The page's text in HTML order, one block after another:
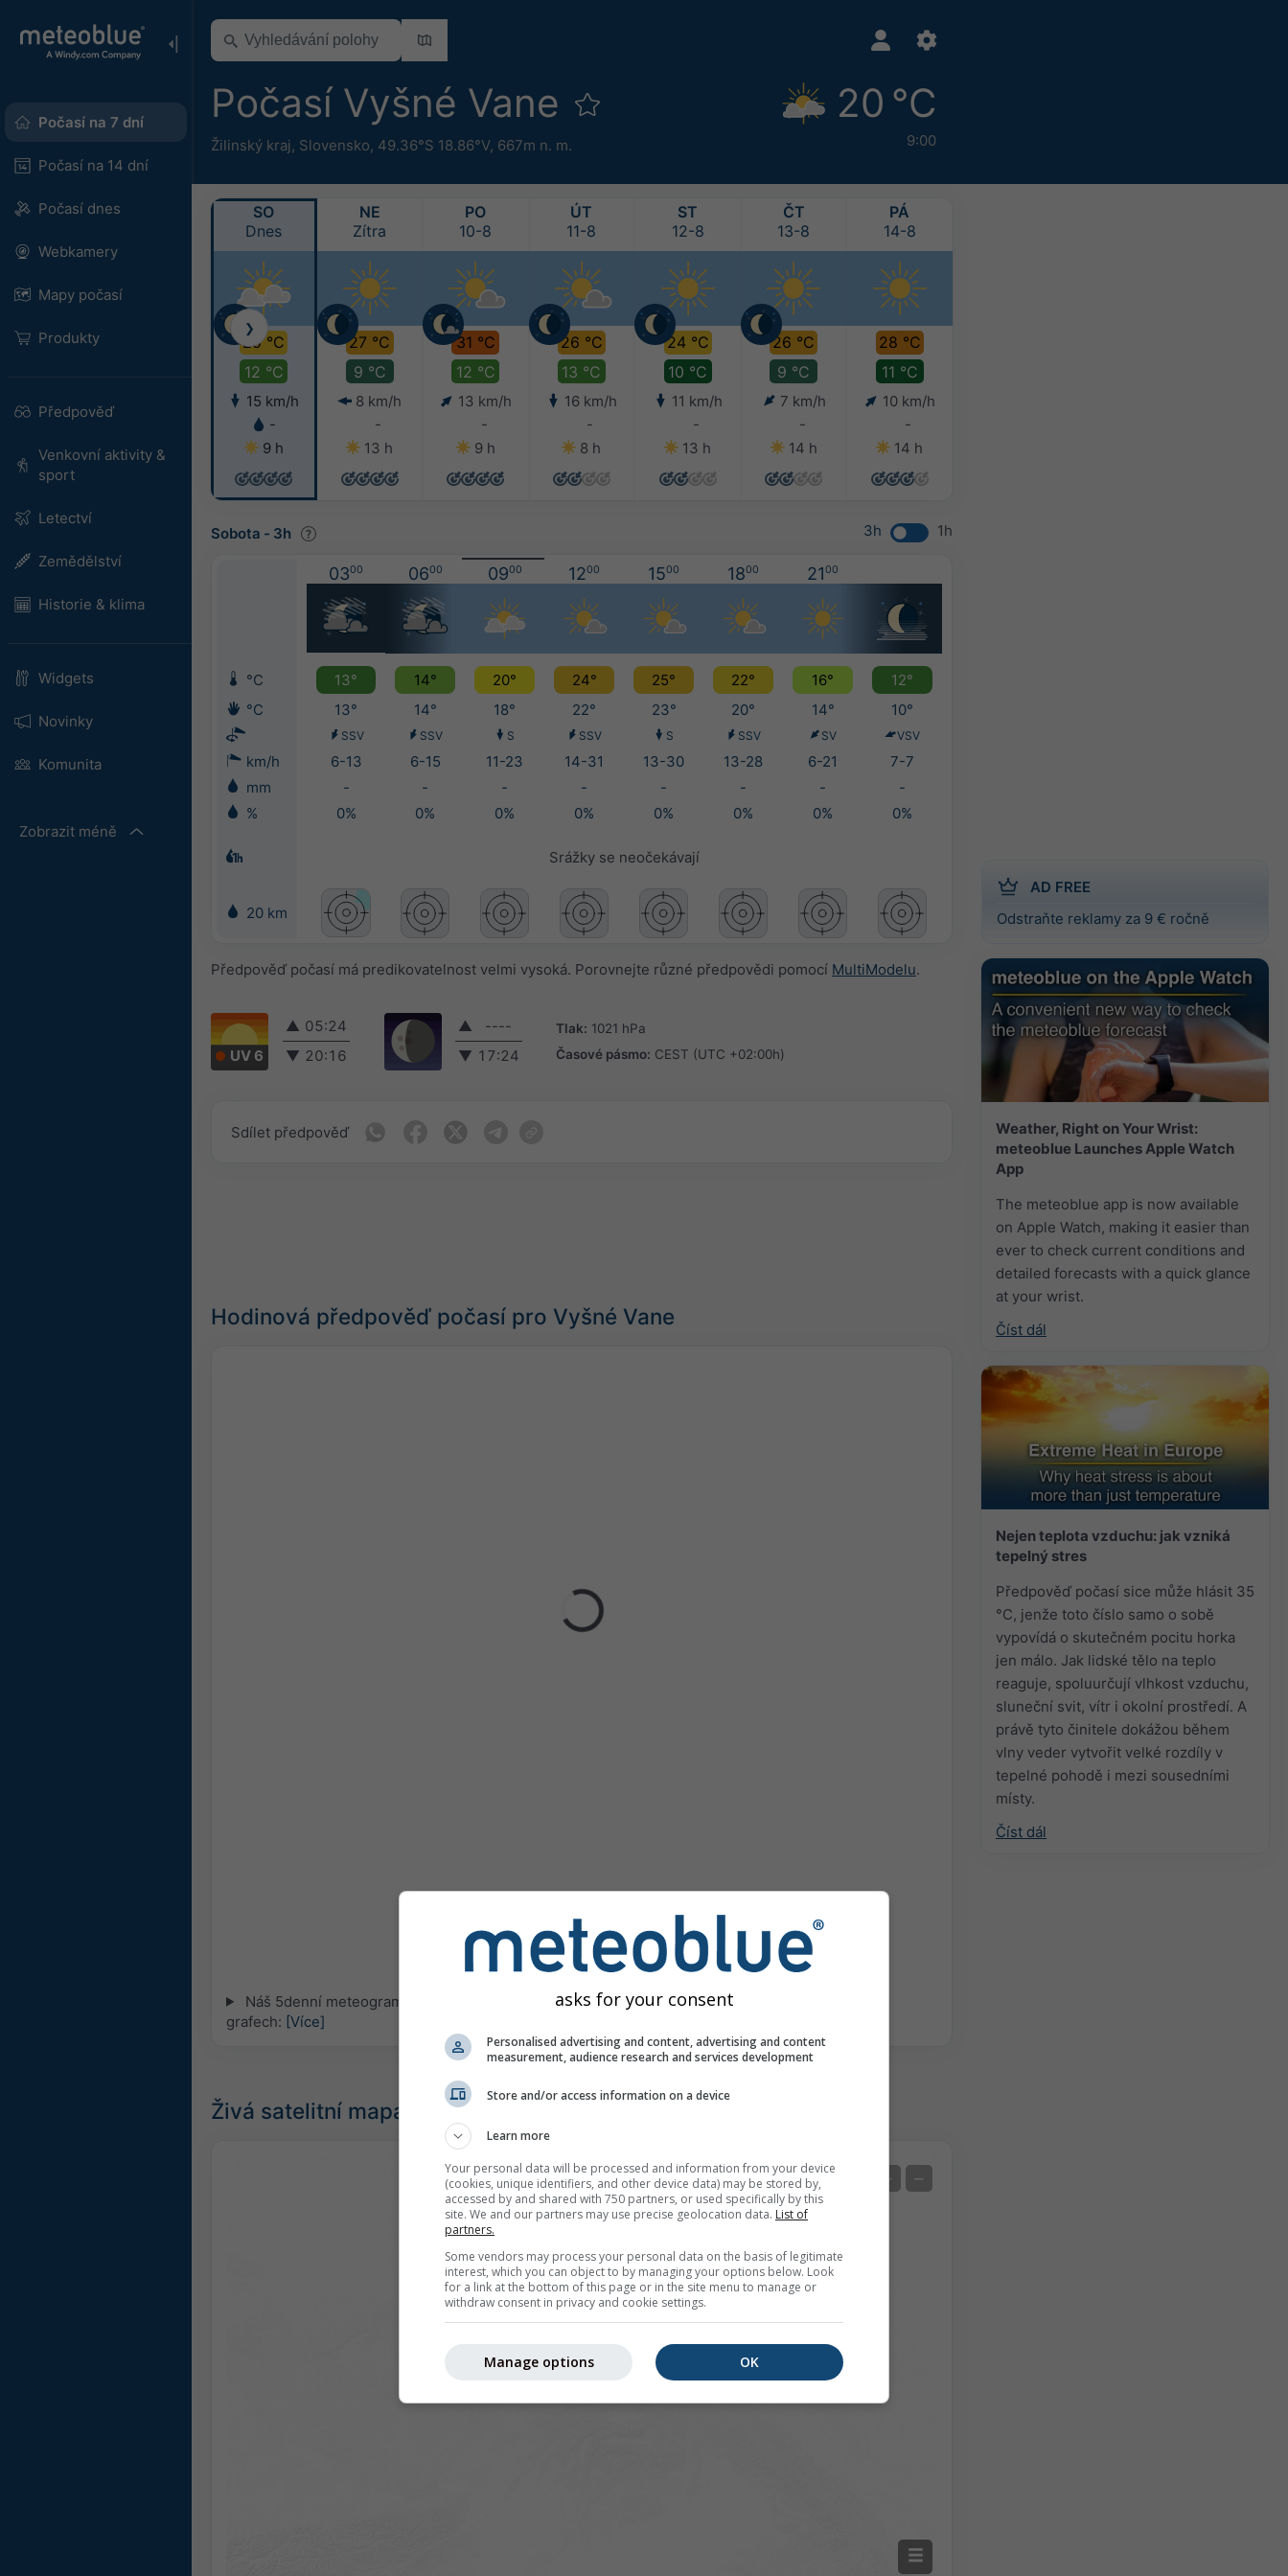
Počasí na 7 dní
Počasí na 14 dní
Počasí dnes
Webkamery
Mapy počasí
Produkty
Předpověď
Venkovní aktivity &
sport
Letectví
Zemědělství
Historie & klima
Widgets
Novinky
Komunita
Zobrazit méně
Počasí Vyšné Vane
Žilinský kraj, Slovensko, 49.36°S 18.86°V, 667m n. m.
20 °C
9:00
AD FREE
Odstraňte reklamy za 9 € ročně
Weather, Right on Your Wrist:
meteoblue Launches Apple Watch
App
The meteoblue app is now available
on Apple Watch, making it easier than
ever to check current conditions and
detailed forecasts with a quick glance
at your wrist.
Číst dál
Nejen teplota vzduchu: jak vzniká
tepelný stres
Předpověď počasí sice může hlásit 35
°C, jenže toto číslo samo o sobě
vypovídá o skutečném pocitu horka
jen málo. Jak lidské tělo na teplo
reaguje, spoluurčují vlhkost vzduchu,
sluneční svit, vítr i okolní prostředí. A
právě tyto činitele dokážou během
vlny veder vytvořit velké rozdíly v
tepelné pohodě i mezi sousedními
místy.
Číst dál
SO
Dnes
25 °C
12 °C
15 km/h
-
9 h
NE
Zítra
27 °C
9 °C
8 km/h
-
13 h
PO
10-8
31 °C
12 °C
13 km/h
-
9 h
ÚT
11-8
26 °C
13 °C
16 km/h
-
8 h
ST
12-8
24 °C
10 °C
11 km/h
-
13 h
ČT
13-8
26 °C
9 °C
7 km/h
-
14 h
PÁ
14-8
28 °C
11 °C
10 km/h
-
14 h
❯
Sobota - 3h 3h 1h
0300 0600 0900 1200 1500 1800 2100
°C 13° 14° 20° 24° 25° 22° 16°
12°
°C
13° 14° 18° 22° 23° 20° 14° 10°
SSV SSV S SSV S SSV SV VSV
km/h 6-13 6-15 11-23 14-31 13-30 13-28 6-21
7-7
mm
- - - - - - -
-
%
0% 0% 0% 0% 0% 0% 0% 0%
Srážky se neočekávají
20 km
Předpověď počasí má predikovatelnost velmi vysoká. Porovnejte různé předpovědi pomocí MultiModelu.
UV 6
▲ 05:24
▼ 20:16
▲
----
▼ 17:24
Tlak: 1021 hPa
Časové pásmo: CEST (UTC +02:00h)
Sdílet předpověď
Hodinová předpověď počasí pro Vyšné Vane
Náš 5denní meteogram pro Vyšné Vane nabízí veškeré informace o počasí ve 3 jednoduchých
grafech: [Více]
Živá satelitní mapa, Slovensko
+ −
asks for your consent
Personalised advertising and content, advertising and content
measurement, audience research and services development
Store and/or access information on a device
Learn more
Your personal data will be processed and information from your device
(cookies, unique identifiers, and other device data) may be stored by,
accessed by and shared with 750 partners, or used specifically by this
site. We and our partners may use precise geolocation data. List of
partners.
Some vendors may process your personal data on the basis of legitimate
interest, which you can object to by managing your options below. Look
for a link at the bottom of this page or in the site menu to manage or
withdraw consent in privacy and cookie settings.
OK
Manage options